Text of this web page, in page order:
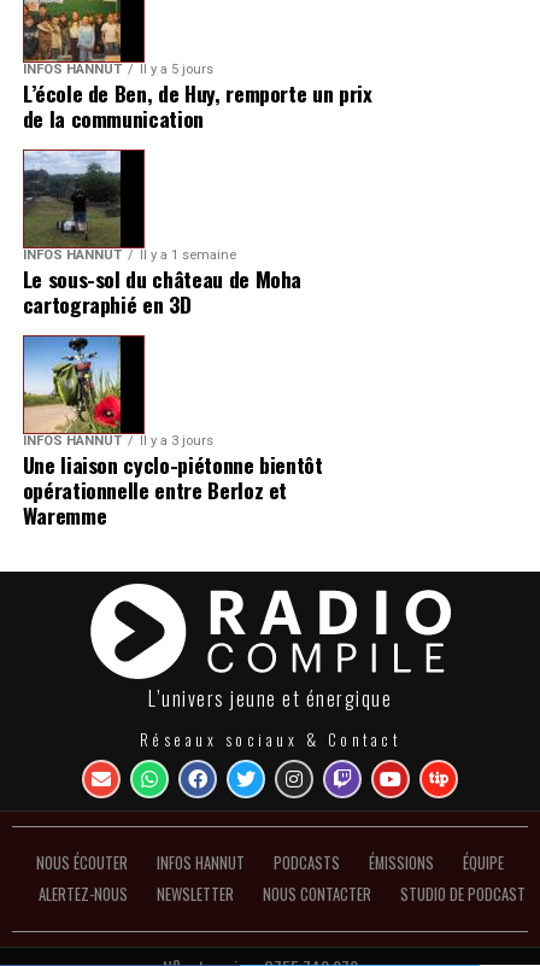
INFOS HANNUT Il y a 5 jours
L’école de Ben, de Huy, remporte un prix
de la communication
INFOS HANNUT Il y a 1 semaine
Le sous-sol du château de Moha
cartographié en 3D
INFOS HANNUT Il y a 3 jours
Une liaison cyclo-piétonne bientôt
opérationnelle entre Berloz et
Waremme
L’univers jeune et énergique
Réseaux sociaux & Contact
NOUS ÉCOUTER INFOS HANNUT PODCASTS ÉMISSIONS
ÉQUIPE
ALERTEZ-NOUS
NEWSLETTER NOUS CONTACTER STUDIO DE PODCAST